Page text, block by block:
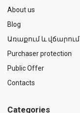
About us
Blog
Առաքում և վճարում
Purchaser protection
Public Offer
Contacts
Categories